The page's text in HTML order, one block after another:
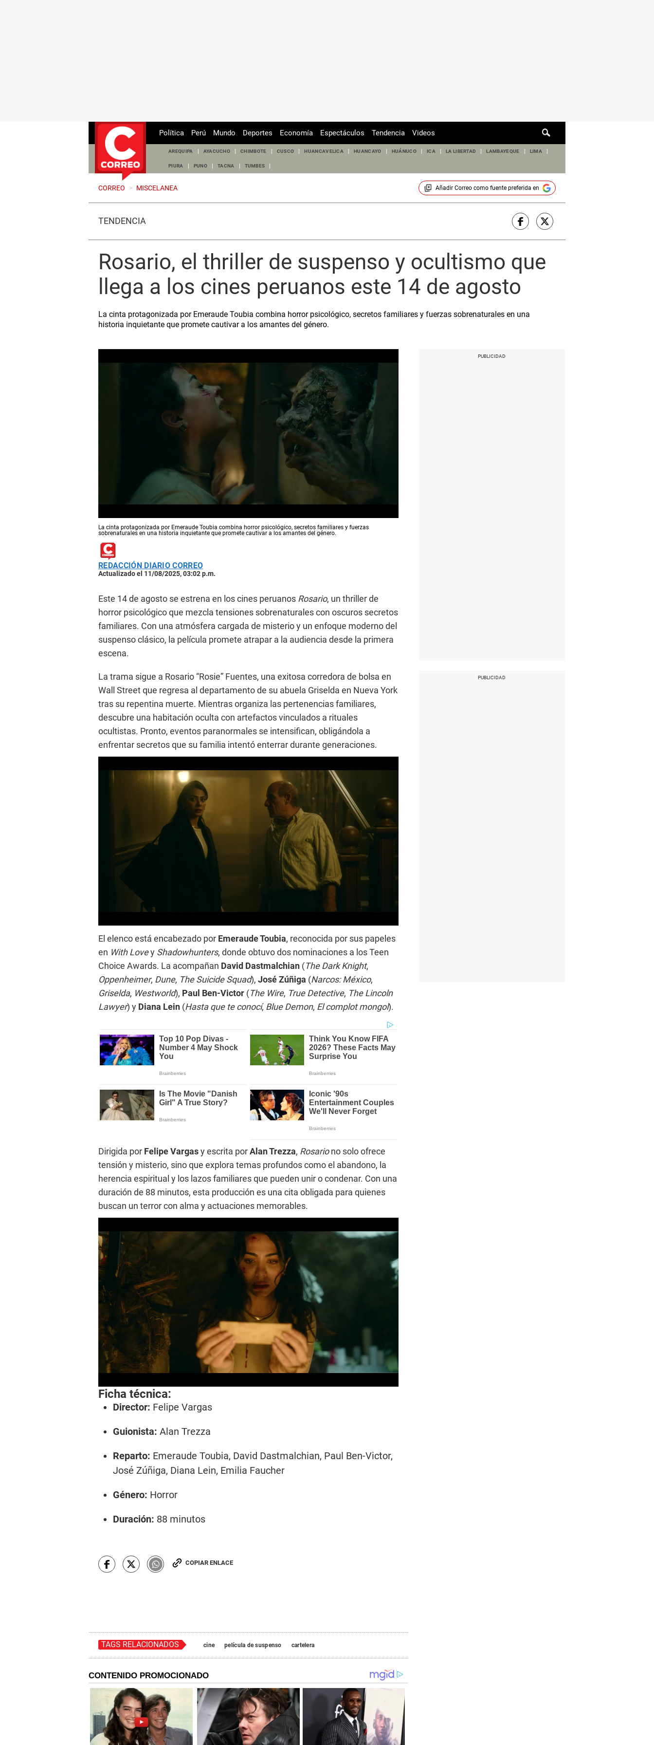
de
Política Perú Mundo Deportes Economía Espectáculos Tendencia Videos
AREQUIPA AYACUCHO CHIMBOTE CUSCO HUANCAVELICA HUANCAYO HUÁNUCO ICA LA LIBERTAD LAMBAYEQUE LIMA
PIURA PUNO TACNA TUMBES
CORREO > MISCELANEA Añadir Correocomo fuente preferida en
TENDENCIA
Rosario, el thriller de suspenso y ocultismo que
llega a los cines peruanos este 14 de agosto
La cinta protagonizada por Emeraude Toubia combina horror psicológico, secretos familiares y fuerzas sobrenaturales en una
historia inquietante que promete cautivar a los amantes del género.
La cinta protagonizada por Emeraude Toubia combina horror psicológico, secretos familiares y fuerzas
sobrenaturales en una historia inquietante que promete cautivar a los amantes del género.
REDACCIÓN DIARIO CORREO
Actualizado el 11/08/2025, 03:02 p.m.
Este 14 de agosto se estrena en los cines peruanos Rosario, un thriller de
horror psicológico que mezcla tensiones sobrenaturales con oscuros secretos
familiares. Con una atmósfera cargada de misterio y un enfoque moderno del
suspenso clásico, la película promete atrapar a la audiencia desde la primera
escena.
La trama sigue a Rosario “Rosie” Fuentes, una exitosa corredora de bolsa en
Wall Street que regresa al departamento de su abuela Griselda en Nueva York
tras su repentina muerte. Mientras organiza las pertenencias familiares,
descubre una habitación oculta con artefactos vinculados a rituales
ocultistas. Pronto, eventos paranormales se intensifican, obligándola a
enfrentar secretos que su familia intentó enterrar durante generaciones.
El elenco está encabezado por Emeraude Toubia, reconocida por sus papeles
en With Lovey Shadowhunters, donde obtuvo dos nominaciones a los Teen
Choice Awards. La acompañan David Dastmalchian (The Dark Knight,
Oppenheimer, Dune, The Suicide Squad), José Zúñiga (Narcos: México,
Griselda, Westworld), Paul Ben-Victor (The Wire, True Detective, The Lincoln
Lawyer) y Diana Lein (Hasta que te conocí, Blue Demon, El complot mongol).
Dirigida por Felipe Vargasy escrita porAlan Trezza, Rosariono solo ofrece
tensión y misterio, sino que explora temas profundos como el abandono, la
herencia espiritual y los lazos familiares que pueden unir o condenar. Con una
duración de 88 minutos, esta producción es una cita obligada para quienes
buscan un terror con alma y actuaciones memorables.
Ficha técnica:
Director: Felipe Vargas
Guionista: Alan Trezza
Reparto: Emeraude Toubia, David Dastmalchian, Paul Ben-Victor,
José Zúñiga, Diana Lein, Emilia Faucher
Género: Horror
Duración: 88 minutos
COPIAR ENLACE
TAGS RELACIONADOS cine película de suspenso cartelera